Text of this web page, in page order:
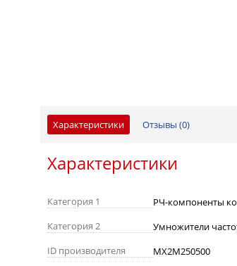
Характеристики Отзывы (0)
Характеристики
Категория 1
РЧ-компоненты
Категория 2
Умножители
ID производителя
MX2M250500